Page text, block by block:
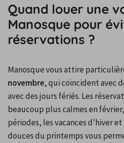
Quand louer une
Manosque pour
réservations ?
Manosque vous attire
novembre, qui coïncident avec
avec des jours fériés. Les
beaucoup plus calmes en
périodes, les vacances d'hiver
douces du printemps vous